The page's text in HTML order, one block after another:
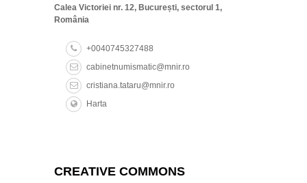
Calea Victoriei nr. 12, București, sectorul 1,
România
+0040745327488
cabinetnumismatic@mnir.ro
cristiana.tataru@mnir.ro
Harta
CREATIVE COMMONS